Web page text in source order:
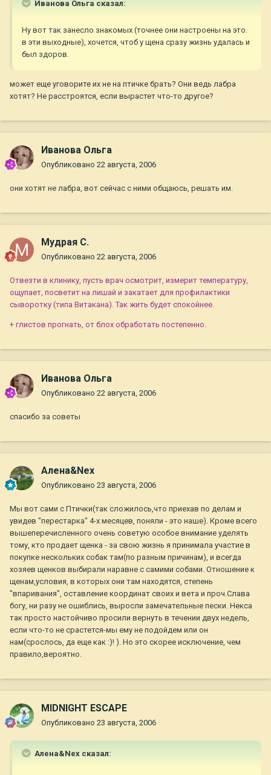
Иванова Ольга сказал:
Ну вот так занесло знакомых (точнее они настроены на это.
в эти выходные), хочется, чтоб у щена сразу жизнь удалась и
был здоров.
может еще уговорите их не на птичке брать? Они ведь лабра
хотят? Не расстроятся, если вырастет что-то другое?
Иванова Ольга
Опубликовано 22 августа, 2006
они хотят не лабра, вот сейчас с ними общаюсь, решать им.
Мудрая С.
Опубликовано 22 августа, 2006
Отвезти в клинику, пусть врач осмотрит, измерит температуру,
ощупает, посветит на лишай и закатает для профилактики
сыворотку (типа Витакана). Так жить будет спокойнее.
+ глистов прогнать, от блох обработать постепенно.
Иванова Ольга
Опубликовано 22 августа, 2006
спасибо за советы
Алена&Nex
Опубликовано 23 августа, 2006
Мы вот сами с Птички(так сложилось,что приехав по делам и
увидев "перестарка" 4-х месяцев, поняли - это наше). Кроме всего
вышеперечисленного очень советую особое внимание уделять
тому, кто продает щенка - за свою жизнь я принимала участие в
покупке нескольких собак там(по разным причинам), и всегда
хозяев щенков выбирали наравне с самими собами. Отношение к
щенам,условия, в которых они там находятся, степень
"впаривания", оставление координат своих и вета и проч.Слава
богу, ни разу не ошиблись, выросли замечательные пески. Некса
так просто настойчиво просили вернуть в течении двух недель,
если что-то не срастется-мы ему не подойдем или он
нам(срослось, да еще как :)! ). Но это скорее исключение, чем
правило,вероятно.
MIDNIGHT ESCAPE
Опубликовано 23 августа, 2006
Алена&Nex сказал: